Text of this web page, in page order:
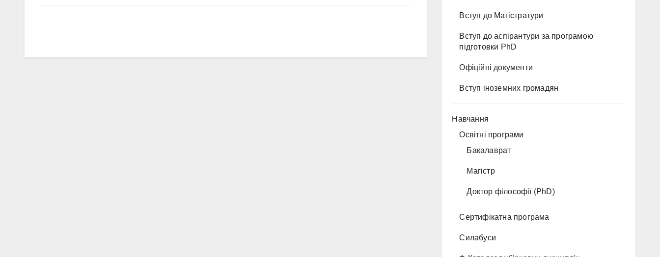
Вступ до Магістратури
Вступ до аспірантури за програмою
підготовки PhD
Офіційні документи
Вступ іноземних громадян
Навчання
Освітні програми
Бакалаврат
Магістр
Доктор філософії (PhD)
Сертифікатна програма
Силабуси